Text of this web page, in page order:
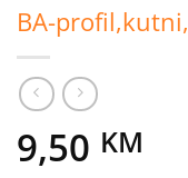
BA-
9,50 KM